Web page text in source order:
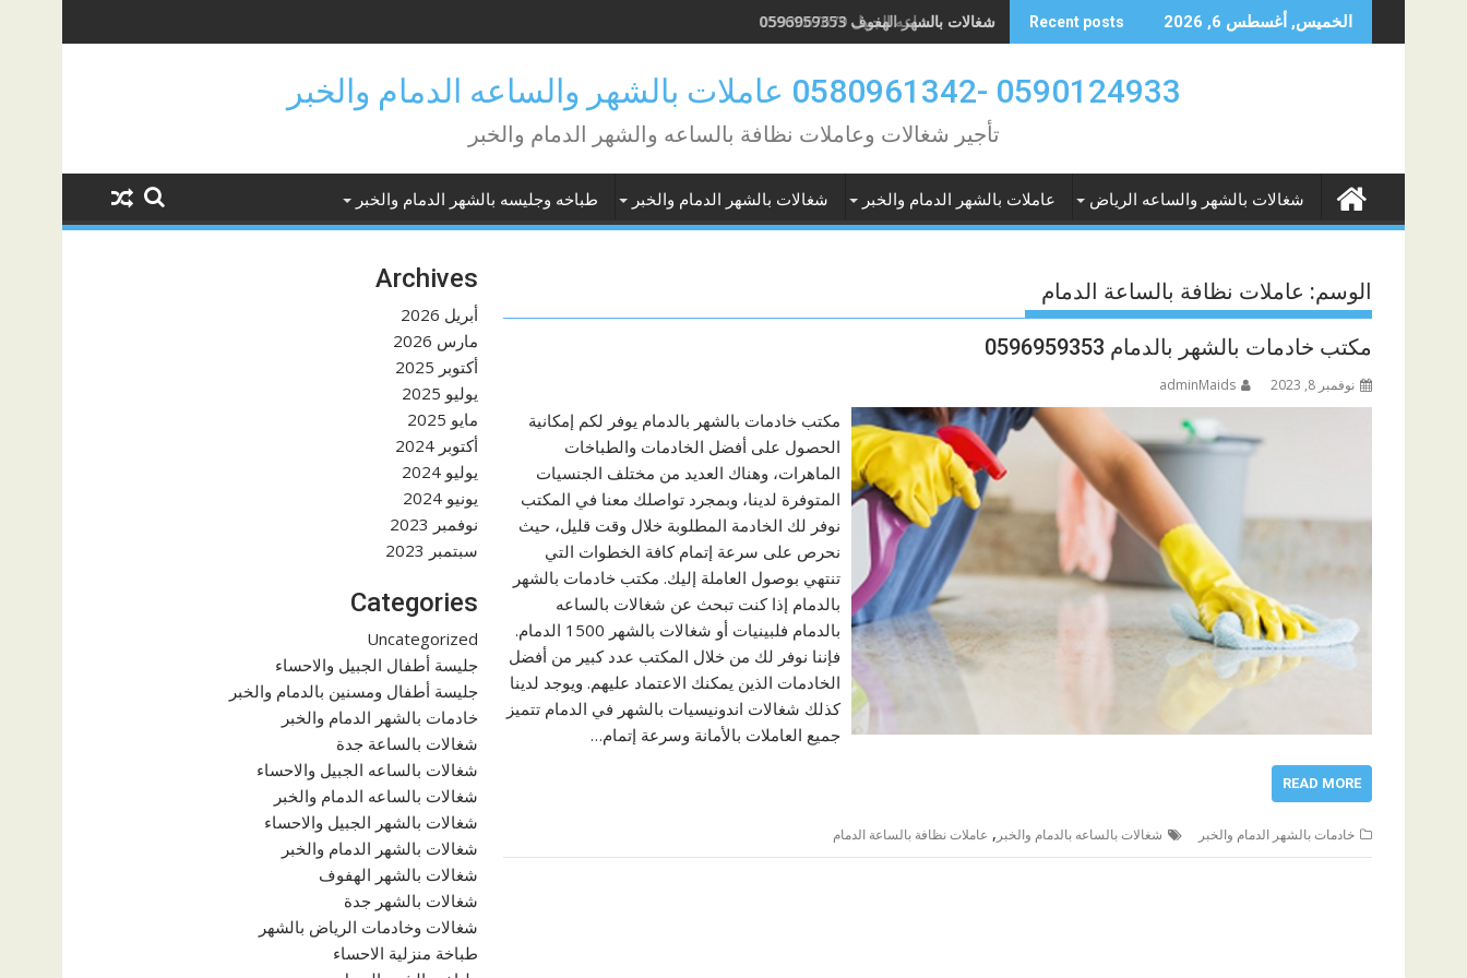
to
الخميس, أغسطس 6, 2026 Recent posts شغالات بالساعه الجبيل 0593067679
0590124933 -0580961342 عاملات بالشهر والساعه الدمام والخبر
تأجير شغالات وعاملات نظافة بالساعه والشهر الدمام والخبر
شغالات بالشهر والساعه الرياض عاملات بالشهر الدمام والخبر شغالات بالشهر الدمام والخبر طباخه وجليسه بالشهر الدمام والخبر
الوسم: عاملات نظافة بالساعة الدمام
مكتب خادمات بالشهر بالدمام 0596959353
نوفمبر 8, 2023 adminMaids
مكتب خادمات بالشهر بالدمام يوفر لكم إمكانية
الحصول على أفضل الخادمات والطباخات
الماهرات، وهناك العديد من مختلف الجنسيات
المتوفرة لدينا، وبمجرد تواصلك معنا في المكتب
نوفر لك الخادمة المطلوبة خلال وقت قليل، حيث
نحرص على سرعة إتمام كافة الخطوات التي
تنتهي بوصول العاملة إليك. مكتب خادمات بالشهر
بالدمام إذا كنت تبحث عن شغالات بالساعه
بالدمام فلبينيات أو شغالات بالشهر 1500 الدمام.
فإننا نوفر لك من خلال المكتب عدد كبير من أفضل
الخادمات الذين يمكنك الاعتماد عليهم. ويوجد لدينا
كذلك شغالات اندونيسيات بالشهر في الدمام تتميز
جميع العاملات بالأمانة وسرعة إتمام…
READ MORE
خادمات بالشهر الدمام والخبر شغالات بالساعه بالدمام والخبر , عاملات نظافة بالساعة الدمام
Archives
أبريل 2026
مارس 2026
أكتوبر 2025
يوليو 2025
مايو 2025
أكتوبر 2024
يوليو 2024
يونيو 2024
نوفمبر 2023
سبتمبر 2023
Categories
Uncategorized
جليسة أطفال الجبيل والاحساء
جليسة أطفال ومسنين بالدمام والخبر
خادمات بالشهر الدمام والخبر
شغالات بالساعة جدة
شغالات بالساعه الجبيل والاحساء
شغالات بالساعه الدمام والخبر
شغالات بالشهر الجبيل والاحساء
شغالات بالشهر الدمام والخبر
شغالات بالشهر الهفوف
شغالات بالشهر جدة
شغالات وخادمات الرياض بالشهر
طباخة منزلية الاحساء